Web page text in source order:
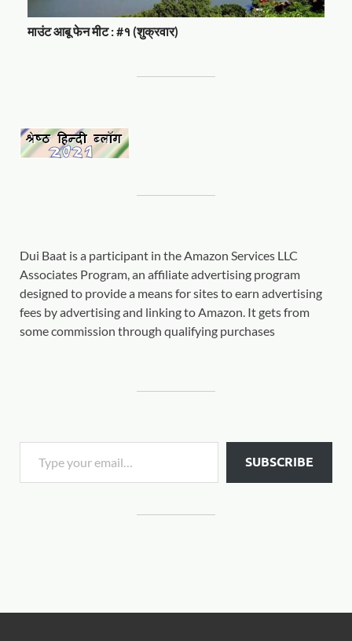
माउंट आबू फेन मीट : #१ (शुक्रवार)
Dui Baat is a participant in the Amazon Services LLC
Associates Program, an affiliate advertising program
designed to provide a means for sites to earn advertising
fees by advertising and linking to Amazon. It gets from
some commission through qualifying purchases
SUBSCRIBE